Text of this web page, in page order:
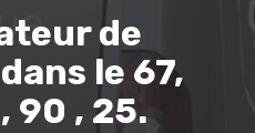
de
le 67,
90 , 25.